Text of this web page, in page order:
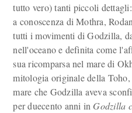
tutto vero) tanti piccoli
a conoscenza di Mothra,
tutti i movimenti di Godzilla,
nell'oceano e definita come
sua ricomparsa nel mare di
mitologia originale della
mare che Godzilla aveva
per duecento anni in Godzilla